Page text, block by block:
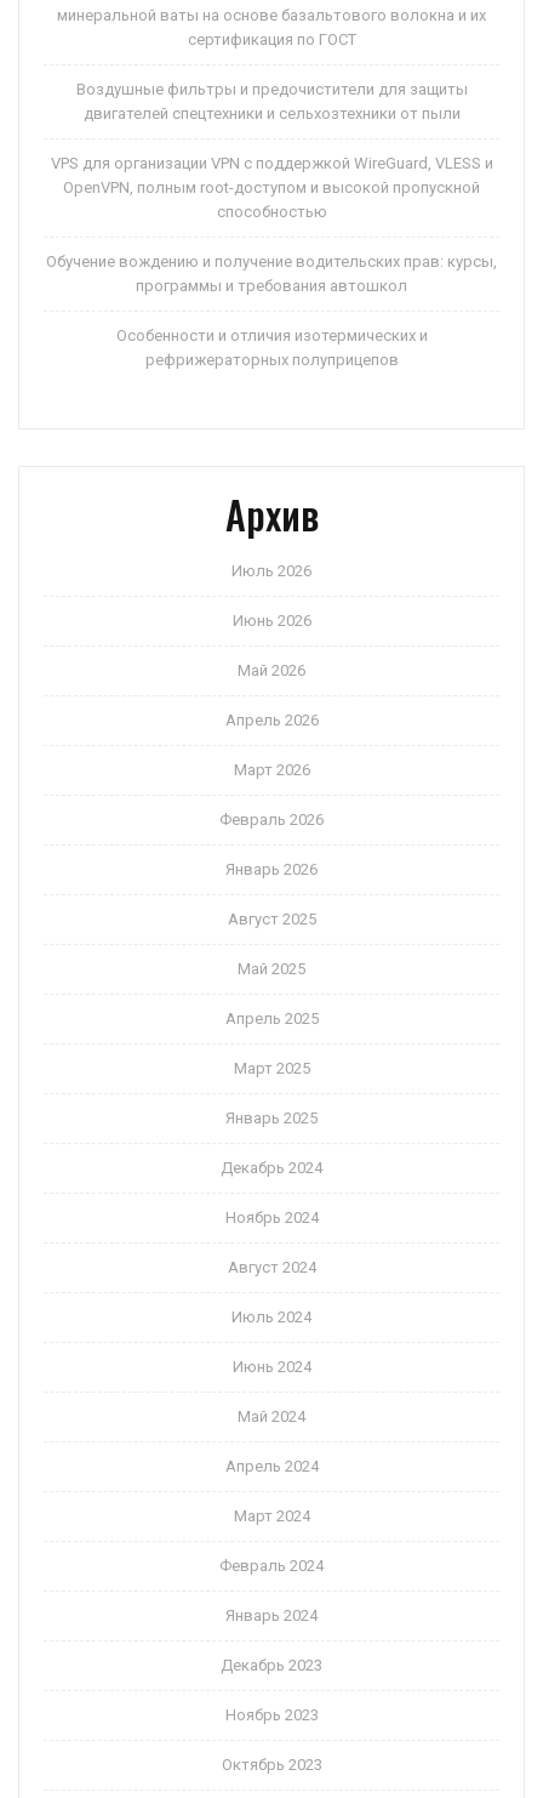
минеральной ваты на основе базальтового волокна и их
сертификация по ГОСТ
Воздушные фильтры и предочистители для защиты
двигателей спецтехники и сельхозтехники от пыли
VPS для организации VPN с поддержкой WireGuard, VLESS и
OpenVPN, полным root-доступом и высокой пропускной
способностью
Обучение вождению и получение водительских прав: курсы,
программы и требования автошкол
Особенности и отличия изотермических и
рефрижераторных полуприцепов
Архив
Июль 2026
Июнь 2026
Май 2026
Апрель 2026
Март 2026
Февраль 2026
Январь 2026
Август 2025
Май 2025
Апрель 2025
Март 2025
Январь 2025
Декабрь 2024
Ноябрь 2024
Август 2024
Июль 2024
Июнь 2024
Май 2024
Апрель 2024
Март 2024
Февраль 2024
Январь 2024
Декабрь 2023
Ноябрь 2023
Октябрь 2023